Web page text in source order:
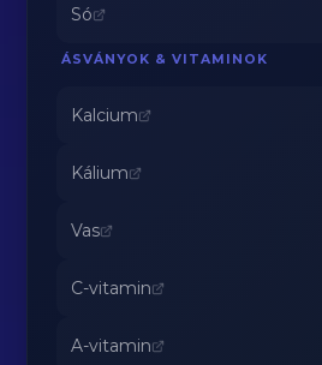
Só
ÁSVÁNYOK & VITAMINOK
Kalcium
Kálium
Vas
C-vitamin
A-vitamin